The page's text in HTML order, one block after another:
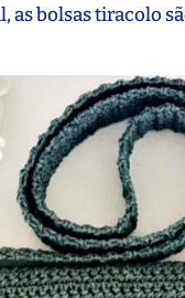
as bolsas tiracolo